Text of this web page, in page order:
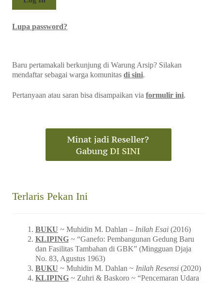
Lupa password?
Baru pertamakali berkunjung di Warung Arsip? Silakan
mendaftar sebagai warga komunitasdi sini.
Pertanyaan atau saran bisa disampaikan viaformulir ini.
Terlaris Pekan Ini
BUKU ~ Muhidin M. Dahlan – Inilah Esai(2016)
KLIPING~ “Ganefo: Pembangunan Gedung Baru
dan Fasilitas Tambahan di GBK” (Mingguan Djaja
No. 83, Agustus 1963)
BUKU ~ Muhidin M. Dahlan ~ Inilah Resensi(2020)
KLIPING~ Zuhri & Baskoro ~ “Pencemaran Udara